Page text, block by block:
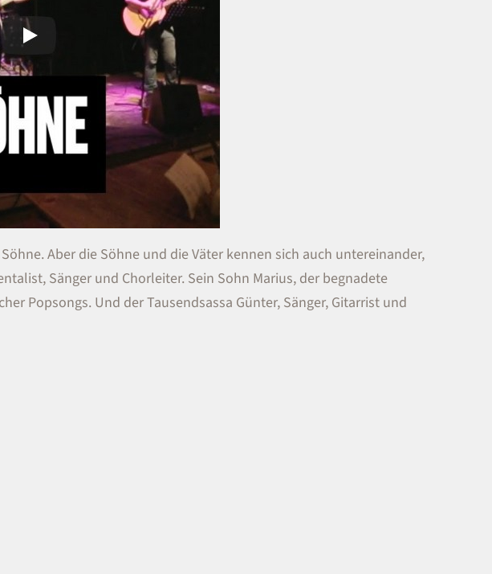
Aber die Söhne und die Väter kennen sich auch untereinander,
Sänger und Chorleiter. Sein Sohn Marius, der begnadete
Popsongs. Und der Tausendsassa Günter, Sänger, Gitarrist und